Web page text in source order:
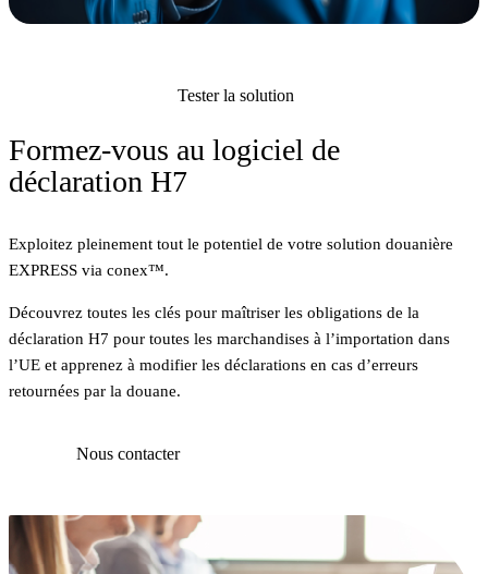
Tester la solution
Formez-vous au logiciel de
déclaration H7
Exploitez pleinement tout le potentiel de votre solution douanière
EXPRESS via conex™.
Découvrez toutes les clés pour maîtriser les obligations de la
déclaration H7 pour toutes les marchandises à l’importation dans
l’UE et apprenez à modifier les déclarations en cas d’erreurs
retournées par la douane.
Nous contacter